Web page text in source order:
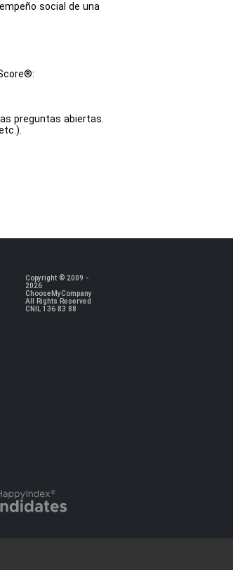
social de una
preguntas abiertas.
Copyright © 2009 -
2026
ChooseMyCompany
All Rights Reserved
CNIL 136 83 88